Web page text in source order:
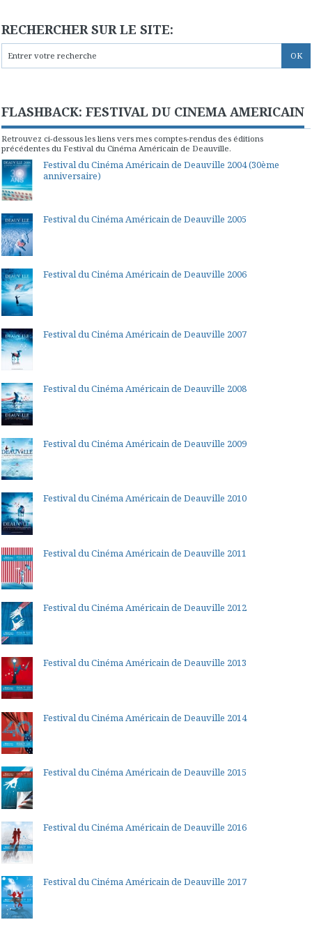
RECHERCHER SUR LE SITE:
FLASHBACK: FESTIVAL DU CINEMA AMERICAIN
Retrouvez ci-dessous les liens vers mes comptes-rendus des éditions
précédentes du Festival du Cinéma Américain de Deauville.
Festival du Cinéma Américain de Deauville 2004 (30ème
anniversaire)
Festival du Cinéma Américain de Deauville 2005
Festival du Cinéma Américain de Deauville 2006
Festival du Cinéma Américain de Deauville 2007
Festival du Cinéma Américain de Deauville 2008
Festival du Cinéma Américain de Deauville 2009
Festival du Cinéma Américain de Deauville 2010
Festival du Cinéma Américain de Deauville 2011
Festival du Cinéma Américain de Deauville 2012
Festival du Cinéma Américain de Deauville 2013
Festival du Cinéma Américain de Deauville 2014
Festival du Cinéma Américain de Deauville 2015
Festival du Cinéma Américain de Deauville 2016
Festival du Cinéma Américain de Deauville 2017